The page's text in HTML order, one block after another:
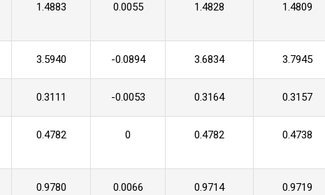
1.4883 0.0055 1.4828 1.4809
3.5940 -0.0894 3.6834 3.7945
0.3111 -0.0053 0.3164 0.3157
0.4782 0 0.4782 0.4738
0.9780 0.0066 0.9714 0.9719